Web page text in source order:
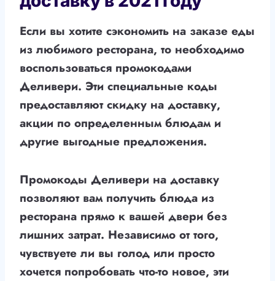
Если вы хотите сэкономить на заказе еды
из любимого ресторана, то необходимо
воспользоваться промокодами
Деливери. Эти специальные коды
предоставляют скидку на доставку,
акции по определенным блюдам и
другие выгодные предложения.
Промокоды Деливери на доставку
позволяют вам получить блюда из
ресторана прямо к вашей двери без
лишних затрат. Независимо от того,
чувствуете ли вы голод или просто
хочется попробовать что-то новое, эти